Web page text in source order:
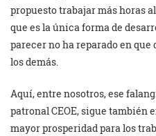
propuesto trabajar más horas
que es la única forma de
parecer no ha reparado en
los demás.
Aquí, entre nosotros, ese
patronal CEOE, sigue también
mayor prosperidad para los